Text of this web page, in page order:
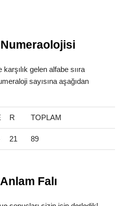
gelen alfabe sııra
sayısına aşağıdan
R TOPLAM
21 89
Falı